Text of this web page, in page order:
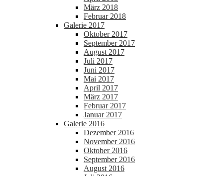
März 2018
Februar 2018
Galerie 2017
Oktober 2017
September 2017
August 2017
Juli 2017
Juni 2017
Mai 2017
April 2017
März 2017
Februar 2017
Januar 2017
Galerie 2016
Dezember 2016
November 2016
Oktober 2016
September 2016
August 2016